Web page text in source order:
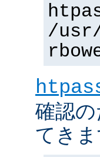
/usr/
確認
てきま